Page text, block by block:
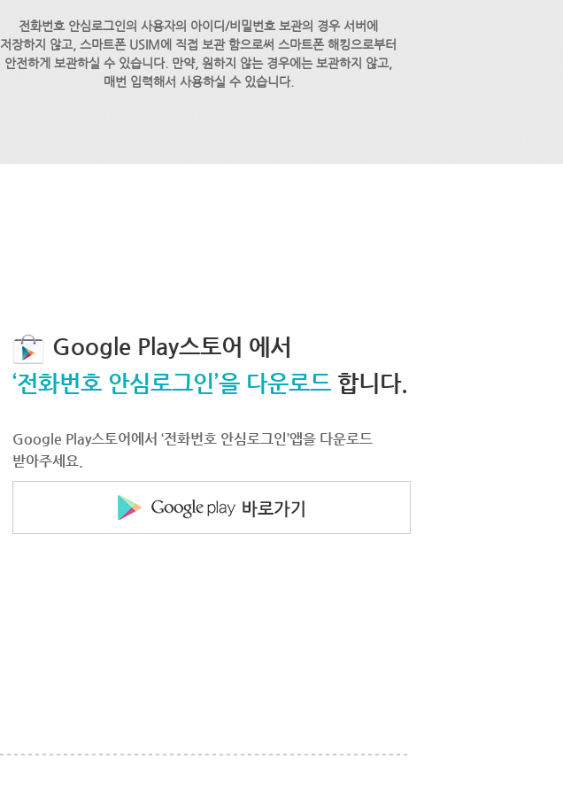
전화번호 안심로그인의 사용자의 아이디/비밀번호 보관의 경우 서버에
저장하지 않고, 스마트폰 USIM에 직접 보관 함으로써 스마트폰 해킹으로부터
안전하게 보관하실 수 있습니다. 만약, 원하지 않는 경우에는 보관하지 않고,
매번 입력해서 사용하실 수 있습니다.
Google Play스토어 에서
‘전화번호 안심로그인’을 다운로드 합니다.
Google Play스토어에서 ‘전화번호 안심로그인’앱을 다운로드
받아주세요.